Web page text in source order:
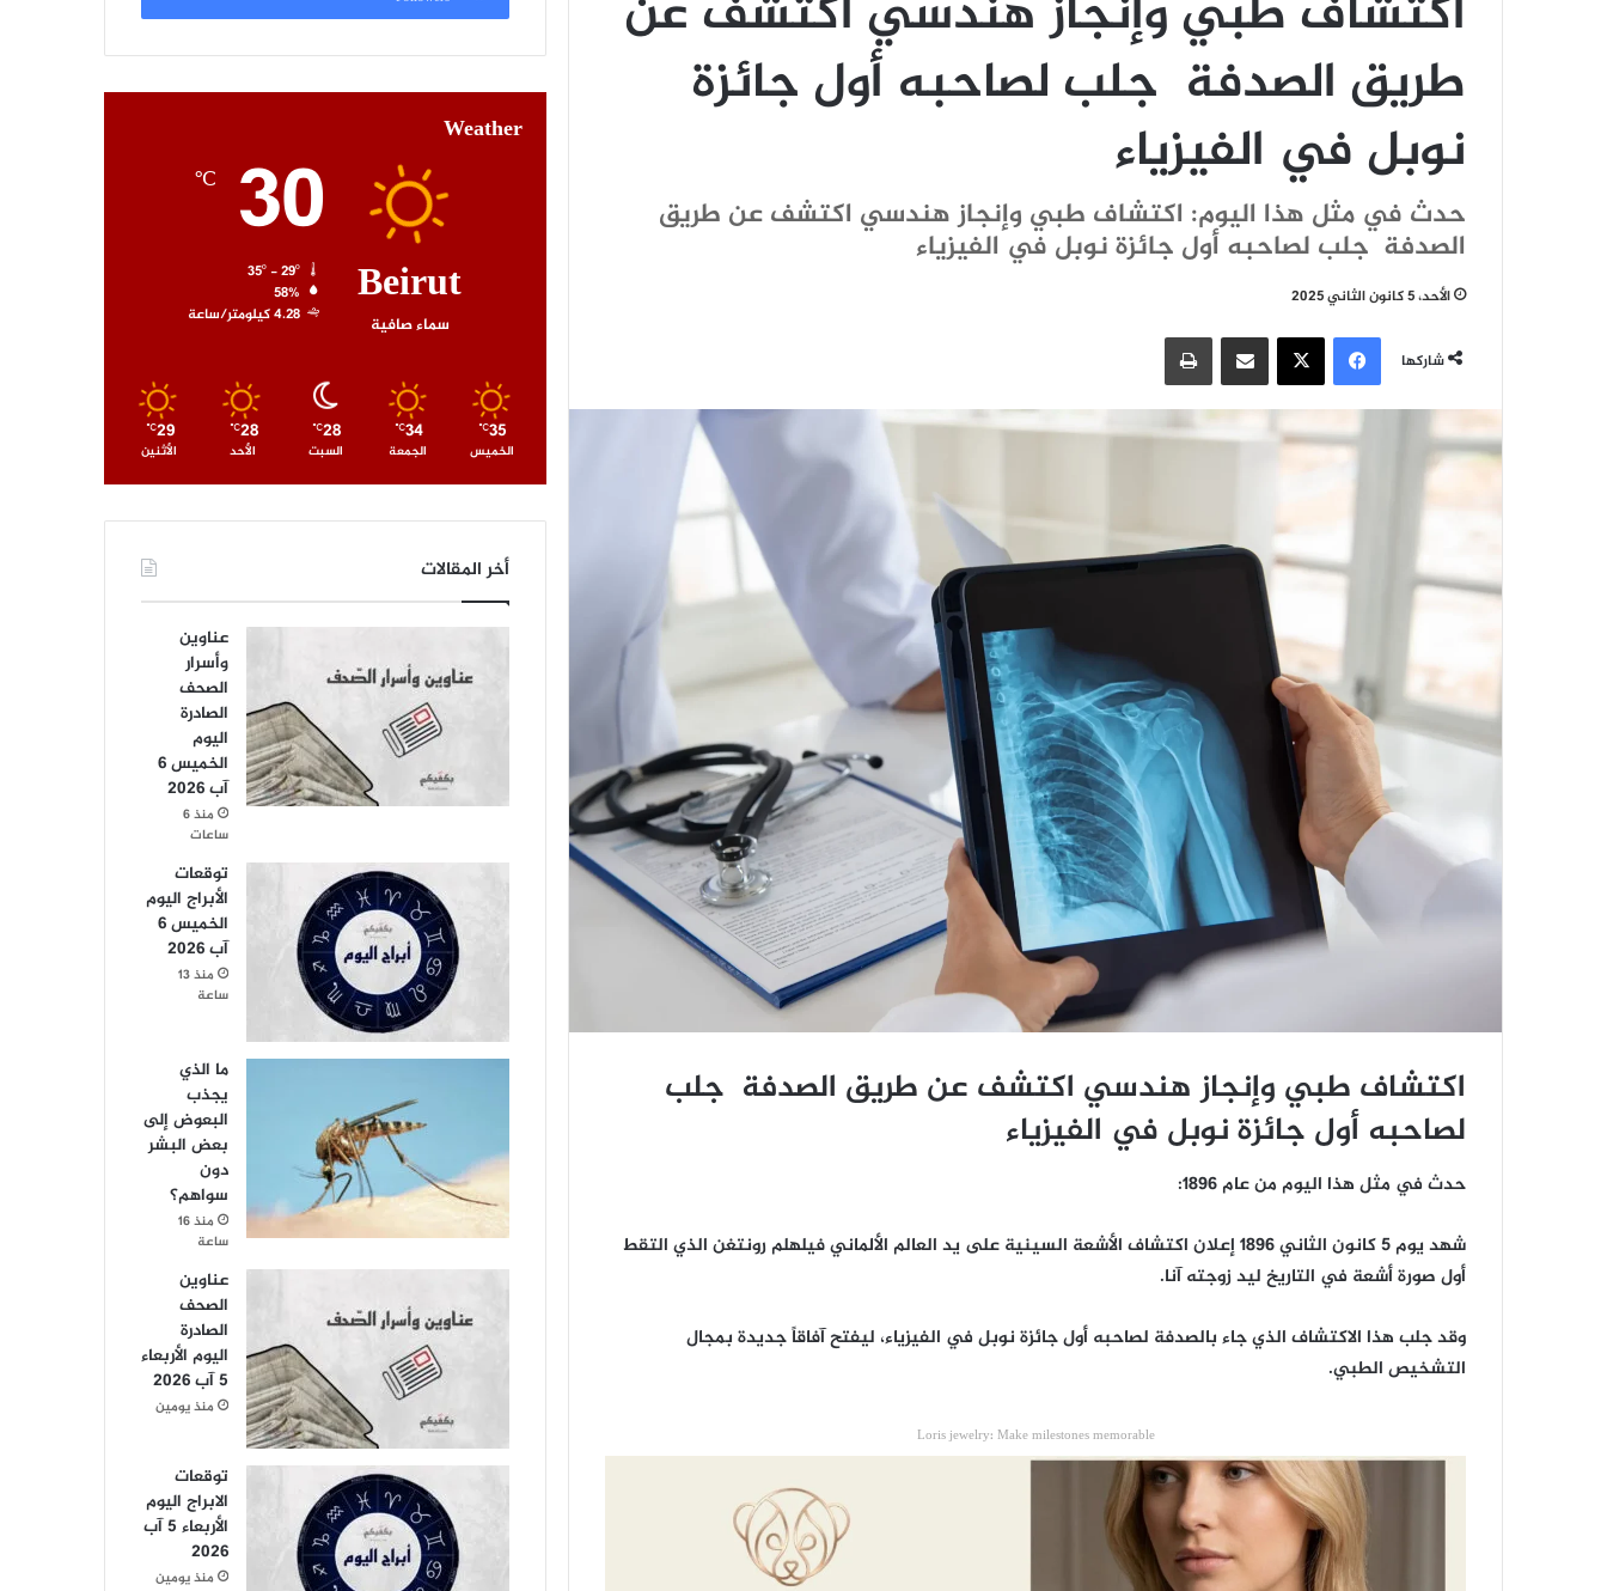
اكتشاف طبي وإنجاز هندسي اكتشف عن
طريق الصدفة جلب لصاحبه أول جائزة
نوبل في الفيزياء
حدث في مثل هذا اليوم: اكتشاف طبي وإنجاز هندسي اكتشف عن طريق
الصدفة جلب لصاحبه أول جائزة نوبل في الفيزياء
الأحد، 5 كانون الثاني 2025
شاركها
فيسبوك‫X مشاركة عبر البريد طباعة
اكتشاف طبي وإنجاز هندسي اكتشف عن طريق الصدفة جلب
لصاحبه أول جائزة نوبل في الفيزياء
حدث في مثل هذا اليوم من عام 1896:
شهد يوم 5 كانون الثاني 1896 إعلان اكتشاف الأشعة السينية على يد العالم الألماني فيلهلم رونتغن الذي التقط
أول صورة أشعة في التاريخ ليد زوجته آنا.
وقد جلب هذا الاكتشاف الذي جاء بالصدفة لصاحبه أول جائزة نوبل في الفيزياء، ليفتح آفاقاً جديدة بمجال
التشخيص الطبي.
Loris jewelry: Make milestones memorable
Weather
Beirut
سماء صافية
30
℃
58%
4.28 كيلومتر/ساعة
35
℃
الخميس
34
℃
الجمعة
28
℃
السبت
28
℃
الأحد
29
℃
الأثنين
أخر المقالات
عناوين
وأسرار
الصحف
الصادرة
اليوم
الخميس 6
آب 2026
منذ 6
ساعات
توقعات
الأبراج اليوم
الخميس 6
آب 2026
منذ 13
ساعة
ما الذي
يجذب
البعوض إلى
بعض البشر
دون
سواهم؟
منذ 16
ساعة
عناوين
الصحف
الصادرة
اليوم الأربعاء
5 آب 2026
منذ يومين
توقعات
الابراج اليوم
الأربعاء 5 آب
2026
منذ يومين